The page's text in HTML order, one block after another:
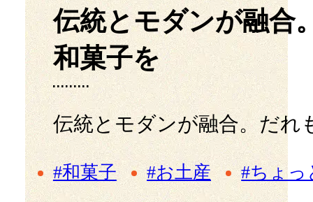
伝統とモダンが融合
和菓子を
伝統とモダンが融合。だれ
#和菓子 #お土産 #ちょっ